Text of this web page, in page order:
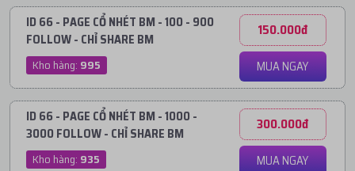
ID 66 - PAGE CỔ NHÉT BM - 100 - 900
FOLLOW - CHỈ SHARE BM
Kho hàng: 995
150.000đ
MUA NGAY
ID 66 - PAGE CỔ NHÉT BM - 1000 -
3000 FOLLOW - CHỈ SHARE BM
Kho hàng: 935
300.000đ
MUA NGAY